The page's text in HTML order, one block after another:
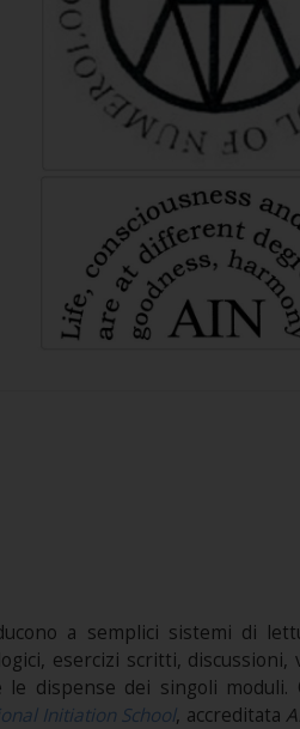
a semplici sistemi di
esercizi scritti, discussioni,
dispense dei singoli moduli.
Initiation School, accreditata